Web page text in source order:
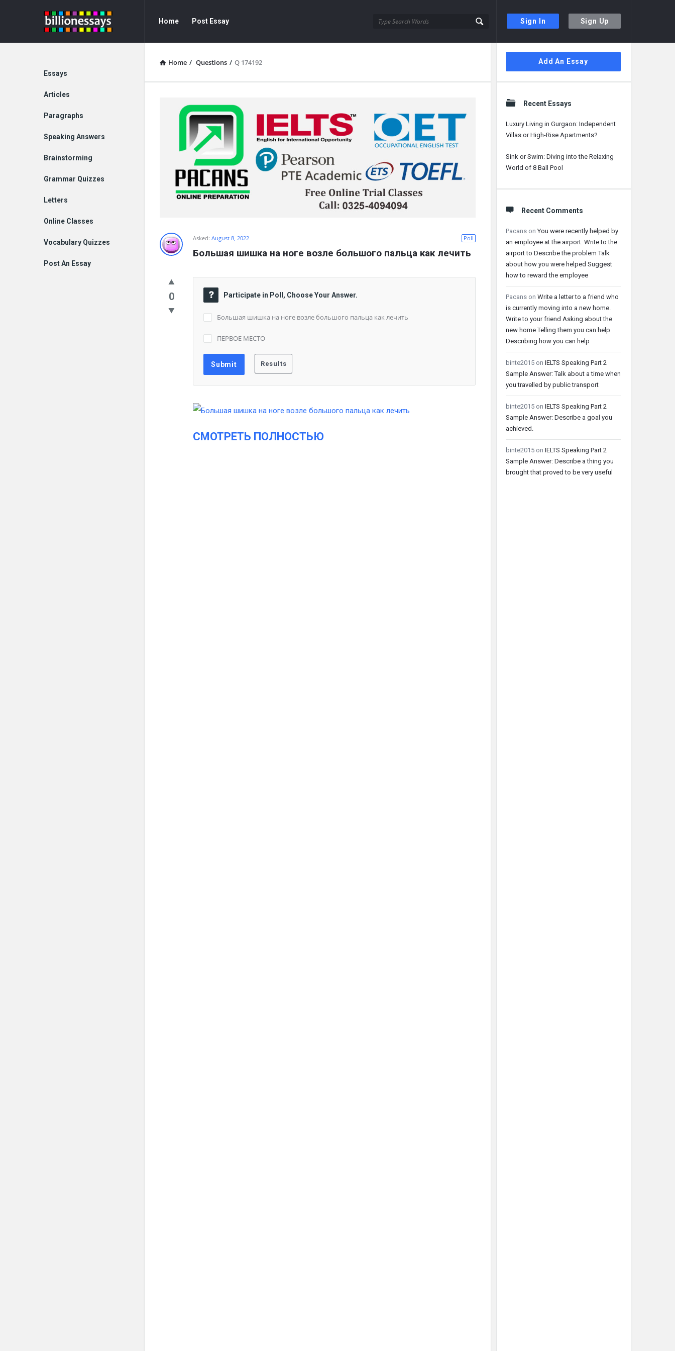
Sign In Sign Up
Billion
Essays
Essays
Navigation
Home Post Essay
Home / Questions / Q 174192
Poll
Asked: August 8, 2022
Большая шишка на ноге возле большого пальца как лечить
0 Participate in Poll, Choose Your Answer.
Большая шишка на ноге возле большого пальца как лечить
ПЕРВОЕ МЕСТО
СМОТРЕТЬ ПОЛНОСТЬЮ
Sidebar
Add An Essay
Recent Essays
Luxury Living in Gurgaon: Independent
Villas or High-Rise Apartments?
Sink or Swim: Diving into the Relaxing
World of 8 Ball Pool
Recent Comments
Pacans onYou were recently helped by
an employee at the airport. Write to the
airport to Describe the problem Talk
about how you were helped Suggest
how to reward the employee
Pacans on Write a letter to a friend who
is currently moving into a new home.
Write to your friend Asking about the
new home Telling them you can help
Describing how you can help
binte2015 on IELTS Speaking Part 2
Sample Answer: Talk about a time when
you travelled by public transport
binte2015 on IELTS Speaking Part 2
Sample Answer: Describe a goal you
achieved.
binte2015 on IELTS Speaking Part 2
Sample Answer: Describe a thing you
brought that proved to be very useful
Explore
Essays
Articles
Paragraphs
Speaking Answers
Brainstorming
Grammar Quizzes
Letters
Online Classes
Vocabulary Quizzes
Post An Essay